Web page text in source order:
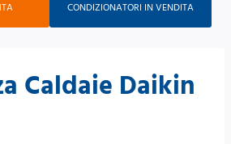
CONDIZIONATORI IN VENDITA
Caldaie Daikin